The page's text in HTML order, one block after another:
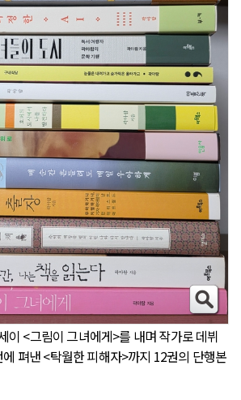
이 <그림이 그녀에게>를 내며 작가로 데뷔
펴낸 <탁월한 피해자>까지 12권의 단행본